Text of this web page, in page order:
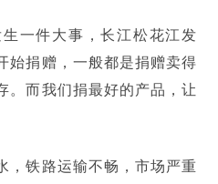
一件大事，长江松花江发
始捐赠，一般都是捐赠卖得
。而我们捐最好的产品，让
，铁路运输不畅，市场严重